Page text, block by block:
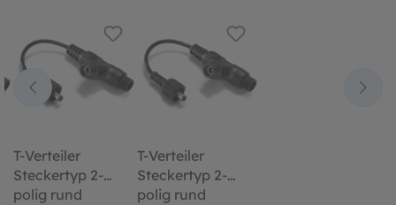
T-Verteiler
Steckertyp 2-
polig rund
T-Verteiler
Steckertyp 2-
polig rund